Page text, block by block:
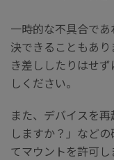
一時的な不具合で
決できることもあ
き差ししたりはせ
しください。
また、デバイスを
しますか？」など
てマウントを許可し